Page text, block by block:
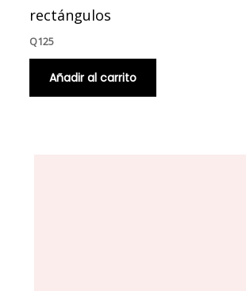
rectángulos
Q125
Añadir al carrito